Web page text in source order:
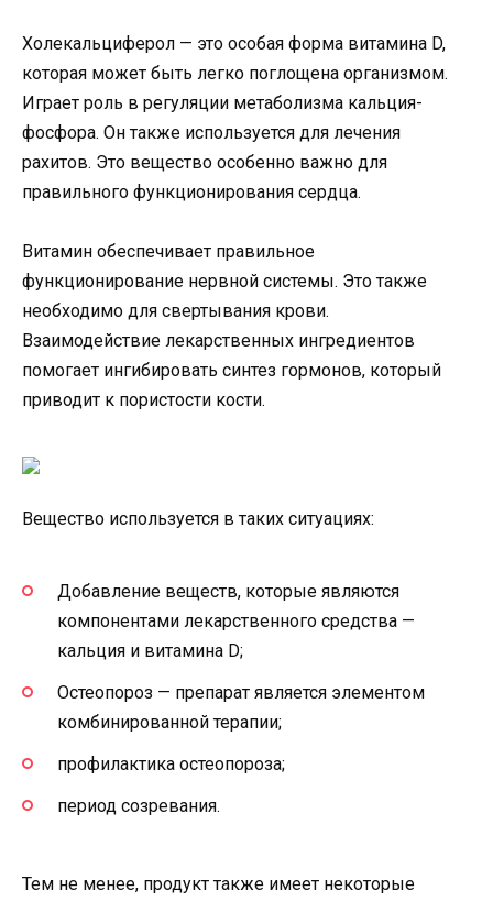
Холекальциферол — это особая форма витамина D,
которая может быть легко поглощена организмом.
Играет роль в регуляции метаболизма кальция-
фосфора. Он также используется для лечения
рахитов. Это вещество особенно важно для
правильного функционирования сердца.
Витамин обеспечивает правильное
функционирование нервной системы. Это также
необходимо для свертывания крови.
Взаимодействие лекарственных ингредиентов
помогает ингибировать синтез гормонов, который
приводит к пористости кости.
Вещество используется в таких ситуациях:
Добавление веществ, которые являются
компонентами лекарственного средства —
кальция и витамина D;
Остеопороз — препарат является элементом
комбинированной терапии;
профилактика остеопороза;
период созревания.
Тем не менее, продукт также имеет некоторые